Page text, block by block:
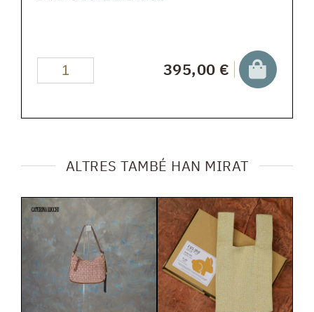
395,00 €
ALTRES TAMBÉ HAN MIRAT